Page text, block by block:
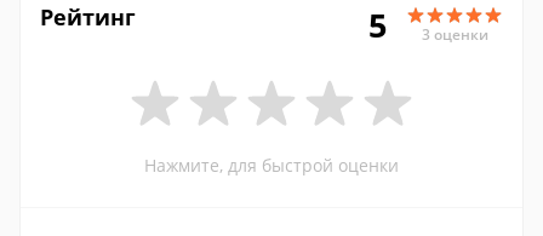
Рейтинг 5 3 оценки
Нажмите, для быстрой оценки